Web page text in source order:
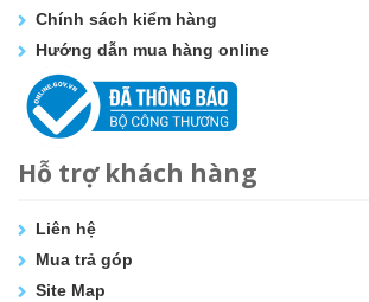
Chính sách kiểm hàng
Hướng dẫn mua hàng online
Hỗ trợ khách hàng
Liên hệ
Mua trả góp
Site Map